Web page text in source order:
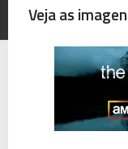
WHAT'S NEW?
Veja as